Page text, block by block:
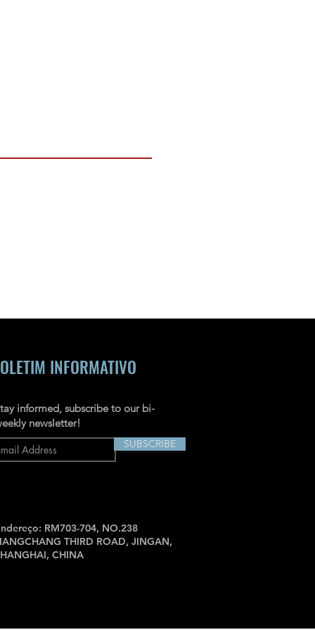
INFORMATIVO
informed, subscribe to our bi-
newsletter!
SUBSCRIBE
RM703-704, NO.238
THIRD ROAD, JINGAN,
CHINA